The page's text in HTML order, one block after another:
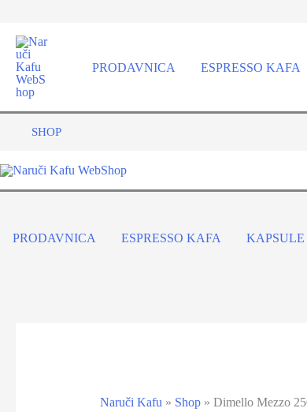
sadržaj
PRODAVNICA ESPRESSO KAFA
SHOP
PRODAVNICA ESPRESSO KAFA KAPSULE
Naruči Kafu » Shop» Dimello Mezzo